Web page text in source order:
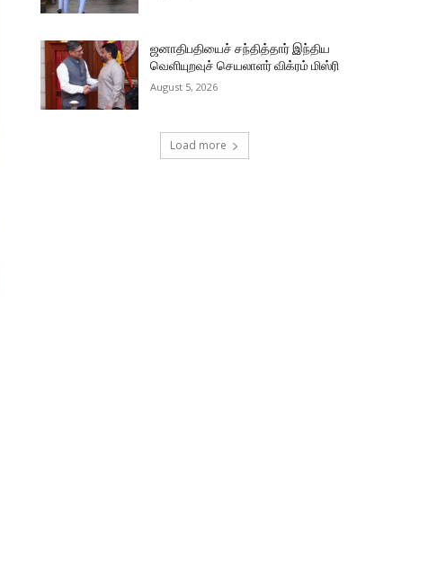
ஜனாதிபதியைச் சந்தித்தார் இந்திய
வெளியுறவுச் செயலாளர் விக்ரம் மிஸ்ரி
August 5, 2026
Load more